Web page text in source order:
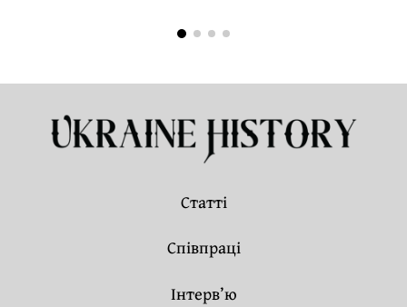
Статті
Співпраці
Інтерв’ю